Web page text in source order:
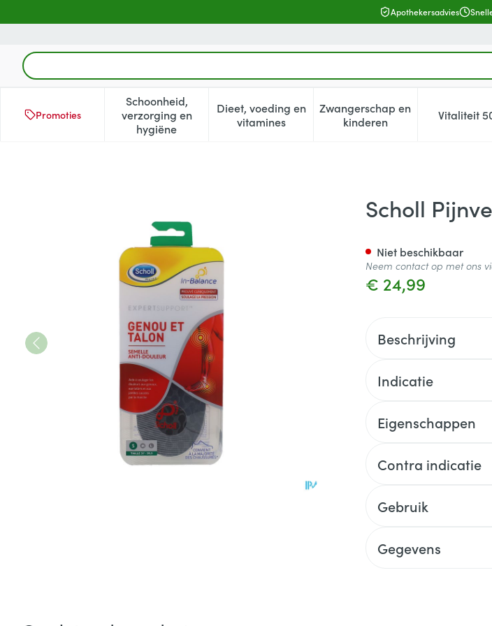
Apothekersadvies
Product, merk, categorie...
Promoties
Schoonheid,
verzorging en
hygiëne
Toon submenu voor Schoonheid, verzorging en hygiëne categorie
Dieet, voeding en
vitaminesToon submenu voor Dieet, voeding en
Zwangerschap en
kinderenToon submenu voor
Vitaliteit
Scholl Pijnverlicht.inlegzolen Knie&hiel S 1
Scholl
€ 24,99
Niet beschikbaar
Neem contact op met ons
Beschrijving
Indicatie
Eigenschappen
Contra indicatie
Gebruik
Gegevens